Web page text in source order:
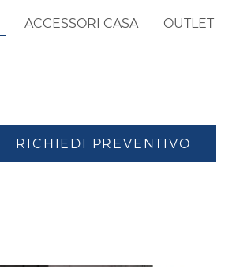
ACCESSORI CASA OUTLET
RICHIEDI PREVENTIVO